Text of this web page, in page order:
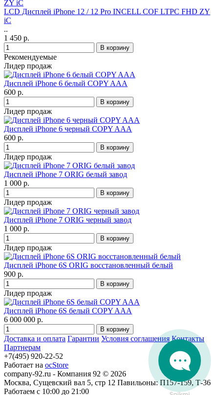
LCD Дисплей iPhone 12 / 12 Pro INCELL COF LTPC FHD ZY
iC
..
1 450 р.
Рекомендуемые
Лидер продаж
Дисплей iPhone 6 белый COPY AAA
600 р.
Лидер продаж
Дисплей iPhone 6 черный COPY AAA
600 р.
Лидер продаж
Дисплей iPhone 7 ORIG белый завод
1 000 р.
Лидер продаж
Дисплей iPhone 7 ORIG черный завод
1 000 р.
Лидер продаж
Дисплей iPhone 6S ORIG восстановленный белый
900 р.
Лидер продаж
Дисплей iPhone 6S белый COPY AAA
6 000 000 р.
Доставка и оплата Гарантии Условия соглашения Контакты
Партнерам
+7(495) 920-22-52
Работает на ocStore
company-92.ru - Компания 92 © 2026
Москва, Сущевский вал 5, стр 12 Павильоны: П157-159, Т-36
Работаем с 10:00 до 21:00